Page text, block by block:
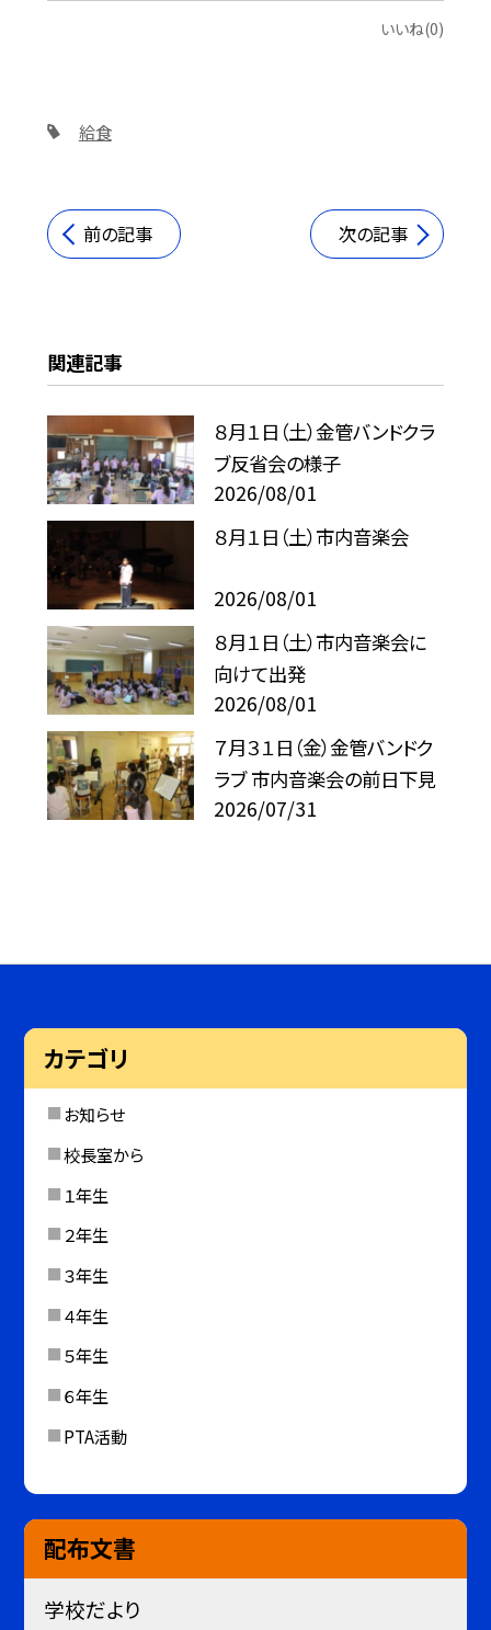
いいね(0)
給食
前の記事 次の記事
関連記事
８月１日（土）金管バンドクラ
ブ反省会の様子
2026/08/01
８月１日（土）市内音楽会
2026/08/01
８月１日（土）市内音楽会に
向けて出発
2026/08/01
７月３１日（金）金管バンドク
ラブ 市内音楽会の前日下見
2026/07/31
カテゴリ
お知らせ
校長室から
１年生
２年生
３年生
４年生
５年生
６年生
PTA活動
配布文書
学校だより